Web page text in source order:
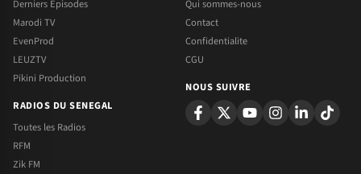
Derniers Episodes
Marodi TV
EvenProd
LEUZTV
Pikini Production
RADIOS DU SENEGAL
Toutes les Radios
RFM
Zik FM
Qui sommes-nous
Contact
Confidentialite
CGU
NOUS SUIVRE